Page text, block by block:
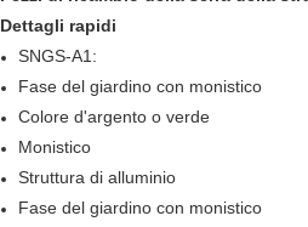
Dettagli rapidi
SNGS-A1:
Fase del giardino con monistico
Colore d'argento o verde
Monistico
Struttura di alluminio
Fase del giardino con monistico